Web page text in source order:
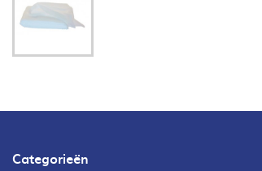
Categorieën